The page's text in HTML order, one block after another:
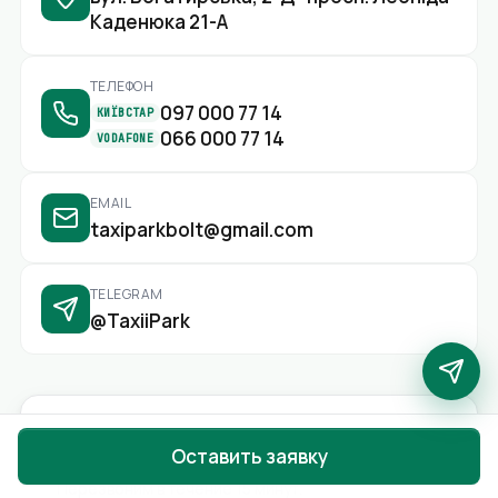
Каденюка 21-А
ТЕЛЕФОН
КИЇВСТАР 097 000 77 14
VODAFONE 066 000 77 14
EMAIL
taxiparkbolt@gmail.com
TELEGRAM
@TaxiiPark
Оставить заявку
Перезвоним в течение 15 минут.
Оставить заявку